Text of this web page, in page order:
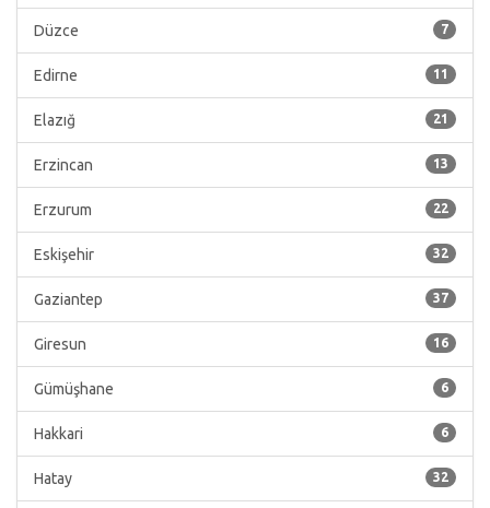
7
Düzce
11
Edirne
21
Elazığ
13
Erzincan
22
Erzurum
32
Eskişehir
37
Gaziantep
16
Giresun
6
Gümüşhane
6
Hakkari
32
Hatay